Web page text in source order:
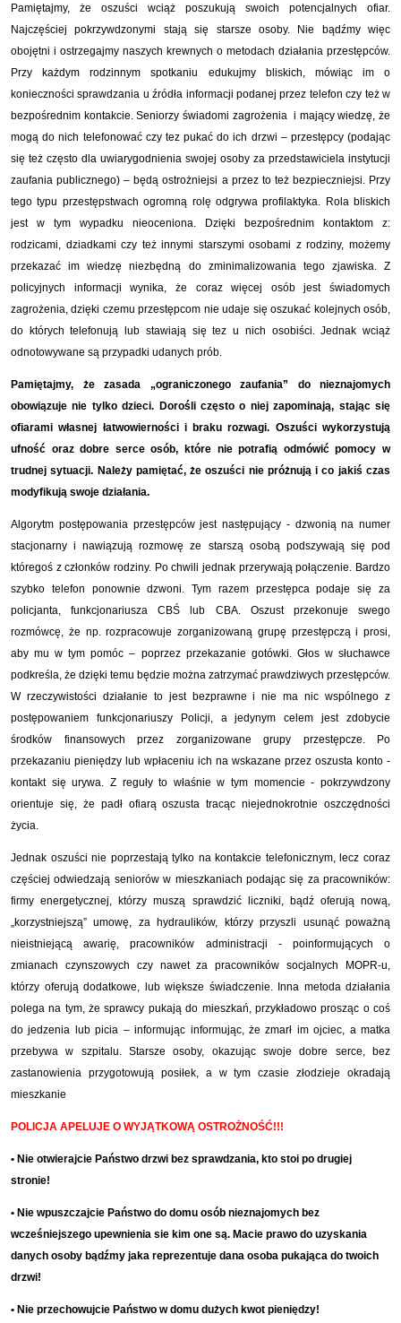
Pamiętajmy, że oszuści wciąż poszukują swoich potencjalnych ofiar.
Najczęściej pokrzywdzonymi stają się starsze osoby. Nie bądźmy więc
obojętni i ostrzegajmy naszych krewnych o metodach działania przestępców.
Przy każdym rodzinnym spotkaniu edukujmy bliskich, mówiąc im o
konieczności sprawdzania u źródła informacji podanej przez telefon czy też w
bezpośrednim kontakcie. Seniorzy świadomi zagrożenia i mający wiedzę, że
mogą do nich telefonować czy tez pukać do ich drzwi – przestępcy (podając
się też często dla uwiarygodnienia swojej osoby za przedstawiciela instytucji
zaufania publicznego) – będą ostrożniejsi a przez to też bezpieczniejsi. Przy
tego typu przestępstwach ogromną rolę odgrywa profilaktyka. Rola bliskich
jest w tym wypadku nieoceniona. Dzięki bezpośrednim kontaktom z:
rodzicami, dziadkami czy też innymi starszymi osobami z rodziny, możemy
przekazać im wiedzę niezbędną do zminimalizowania tego zjawiska. Z
policyjnych informacji wynika, że coraz więcej osób jest świadomych
zagrożenia, dzięki czemu przestępcom nie udaje się oszukać kolejnych osób,
do których telefonują lub stawiają się tez u nich osobiści. Jednak wciąż
odnotowywane są przypadki udanych prób.
Pamiętajmy, że zasada „ograniczonego zaufania” do nieznajomych
obowiązuje nie tylko dzieci. Dorośli często o niej zapominają, stając się
ofiarami własnej łatwowierności i braku rozwagi. Oszuści wykorzystują
ufność oraz dobre serce osób, które nie potrafią odmówić pomocy w
trudnej sytuacji. Należy pamiętać, że oszuści nie próżnują i co jakiś czas
modyfikują swoje działania.
Algorytm postępowania przestępców jest następujący - dzwonią na numer
stacjonarny i nawiązują rozmowę ze starszą osobą podszywają się pod
któregoś z członków rodziny. Po chwili jednak przerywają połączenie. Bardzo
szybko telefon ponownie dzwoni. Tym razem przestępca podaje się za
policjanta, funkcjonariusza CBŚ lub CBA. Oszust przekonuje swego
rozmówcę, że np. rozpracowuje zorganizowaną grupę przestępczą i prosi,
aby mu w tym pomóc – poprzez przekazanie gotówki. Głos w słuchawce
podkreśla, że dzięki temu będzie można zatrzymać prawdziwych przestępców.
W rzeczywistości działanie to jest bezprawne i nie ma nic wspólnego z
postępowaniem funkcjonariuszy Policji, a jedynym celem jest zdobycie
środków finansowych przez zorganizowane grupy przestępcze. Po
przekazaniu pieniędzy lub wpłaceniu ich na wskazane przez oszusta konto -
kontakt się urywa. Z reguły to właśnie w tym momencie - pokrzywdzony
orientuje się, że padł ofiarą oszusta tracąc niejednokrotnie oszczędności
życia.
Jednak oszuści nie poprzestają tylko na kontakcie telefonicznym, lecz coraz
częściej odwiedzają seniorów w mieszkaniach podając się za pracowników:
firmy energetycznej, którzy muszą sprawdzić liczniki, bądź oferują nową,
„korzystniejszą” umowę, za hydraulików, którzy przyszli usunąć poważną
nieistniejącą awarię, pracowników administracji - poinformujących o
zmianach czynszowych czy nawet za pracowników socjalnych MOPR-u,
którzy oferują dodatkowe, lub większe świadczenie. Inna metoda działania
polega na tym, że sprawcy pukają do mieszkań, przykładowo prosząc o coś
do jedzenia lub picia – informując informując, że zmarł im ojciec, a matka
przebywa w szpitalu. Starsze osoby, okazując swoje dobre serce, bez
zastanowienia przygotowują posiłek, a w tym czasie złodzieje okradają
mieszkanie
POLICJA APELUJE O WYJĄTKOWĄ OSTROŻNOŚĆ!!!
• Nie otwierajcie Państwo drzwi bez sprawdzania, kto stoi po drugiej
stronie!
• Nie wpuszczajcie Państwo do domu osób nieznajomych bez
wcześniejszego upewnienia sie kim one są. Macie prawo do uzyskania
danych osoby bądźmy jaka reprezentuje dana osoba pukająca do twoich
drzwi!
• Nie przechowujcie Państwo w domu dużych kwot pieniędzy!